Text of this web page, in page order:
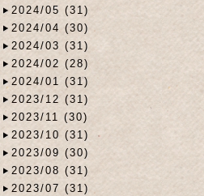
2024/05 (31)
2024/04 (30)
2024/03 (31)
2024/02 (28)
2024/01 (31)
2023/12 (31)
2023/11 (30)
2023/10 (31)
2023/09 (30)
2023/08 (31)
2023/07 (31)